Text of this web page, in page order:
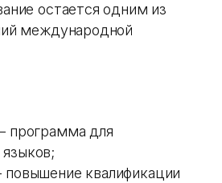
остается одним из
международной
программа для
квалификации